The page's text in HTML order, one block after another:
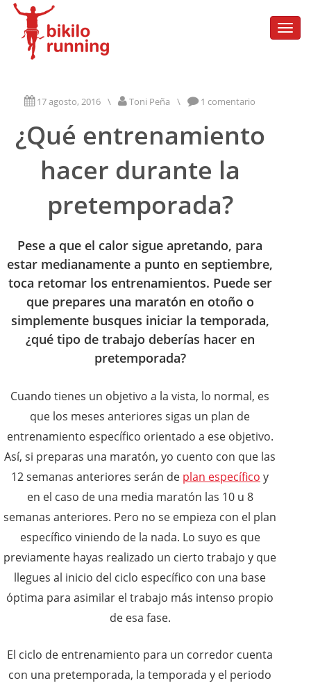
17 agosto, 2016 \ Toni Peña \ 1 comentario
¿Qué entrenamiento
hacer durante la
pretemporada?
Pese a que el calor sigue apretando, para
estar medianamente a punto en septiembre,
toca retomar los entrenamientos. Puede ser
que prepares una maratón en otoño o
simplemente busques iniciar la temporada,
¿qué tipo de trabajo deberías hacer en
pretemporada?
Cuando tienes un objetivo a la vista, lo normal, es
que los meses anteriores sigas un plan de
entrenamiento específico orientado a ese objetivo.
Así, si preparas una maratón, yo cuento con que las
12 semanas anteriores serán de plan específico y
en el caso de una media maratón las 10 u 8
semanas anteriores. Pero no se empieza con el plan
específico viniendo de la nada. Lo suyo es que
previamente hayas realizado un cierto trabajo y que
llegues al inicio del ciclo específico con una base
óptima para asimilar el trabajo más intenso propio
de esa fase.
El ciclo de entrenamiento para un corredor cuenta
con una pretemporada, la temporada y el periodo